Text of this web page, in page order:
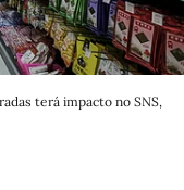
terá impacto no SNS,